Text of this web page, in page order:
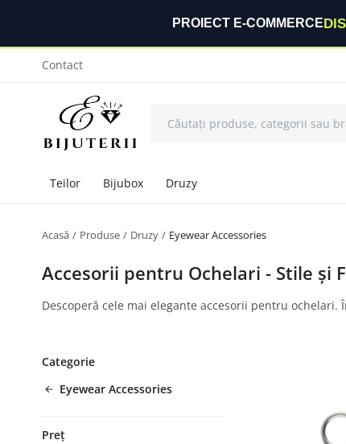
PROIECT E-COMMERCE
Contact
Teilor Bijubox Druzy
Acasă Produse Druzy Eyewear Accessories
Accesorii pentru Ochelari - Stile și
Descoperă cele mai elegante accesorii pentru
Categorie
Eyewear Accessories
Preț